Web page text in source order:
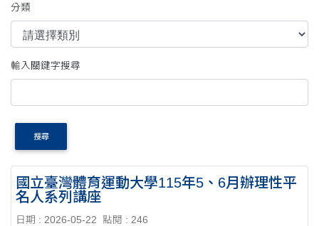
分類
輸入關鍵字搜尋
搜尋
國立臺灣體育運動大學115年5、6月辦理性平
名人系列講座
日期 : 2026-05-22
點閱 : 246